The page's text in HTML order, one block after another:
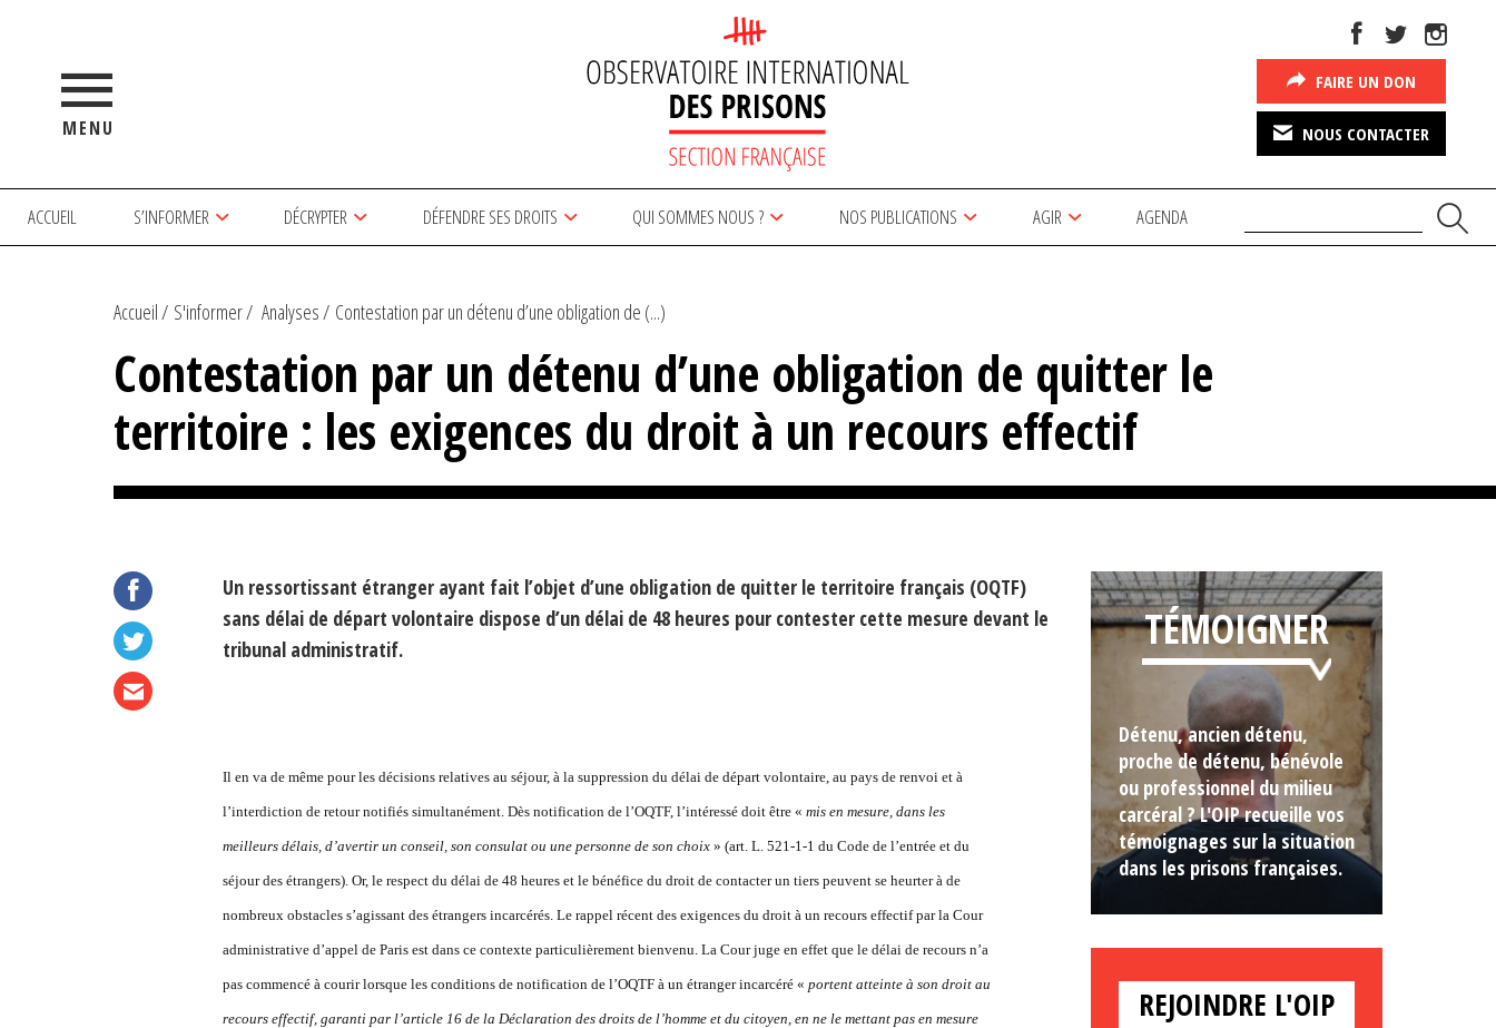
MENU
FAIRE UN DON
NOUS CONTACTER
ACCUEIL S’INFORMER DÉCRYPTER DÉFENDRE SES DROITS QUI SOMMES NOUS ? NOS PUBLICATIONS AGIR AGENDA
Accueil S'informer Analyses Contestation par un détenu d’une obligation de (...)
Contestation par un détenu d’une obligation de quitter le
territoire : les exigences du droit à un recours effectif
Un ressortissant étranger ayant fait l’objet d’une obligation de quitter le territoire français (OQTF)
sans délai de départ volontaire dispose d’un délai de 48 heures pour contester cette mesure devant le
tribunal administratif.
Il en va de même pour les décisions relatives au séjour, à la suppression du délai de départ volontaire, au pays de renvoi et à
l’interdiction de retour notifiés simultanément. Dès notification de l’OQTF, l’intéressé doit être « mis en mesure, dans les
meilleurs délais, d’avertir un conseil, son consulat ou une personne de son choix » (art. L. 521-1-1 du Code de l’entrée et du
séjour des étrangers). Or, le respect du délai de 48 heures et le bénéfice du droit de contacter un tiers peuvent se heurter à de
nombreux obstacles s’agissant des étrangers incarcérés. Le rappel récent des exigences du droit à un recours effectif par la Cour
administrative d’appel de Paris est dans ce contexte particulièrement bienvenu. La Cour juge en effet que le délai de recours n’a
pas commencé à courir lorsque les conditions de notification de l’OQTF à un étranger incarcéré « portent atteinte à son droit au
recours effectif, garanti par l’article 16 de la Déclaration des droits de l’homme et du citoyen, en ne le mettant pas en mesure
TÉMOIGNER
Détenu, ancien détenu,
proche de détenu, bénévole
ou professionnel du milieu
carcéral ? L'OIP recueille vos
témoignages sur la situation
dans les prisons françaises.
REJOINDRE L'OIP